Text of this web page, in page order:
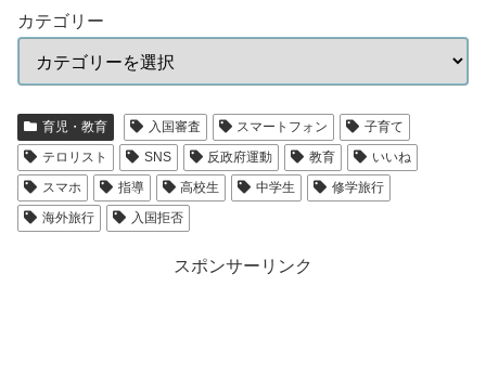
カテゴリー
育児・教育 入国審査 スマートフォン
子育て
テロリスト
SNS 反政府運動 教育
いいね
スマホ
指導 高校生 中学生
修学旅行
海外旅行
入国拒否
スポンサーリンク